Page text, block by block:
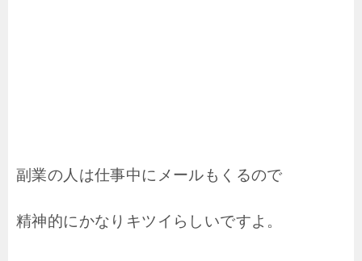
副業の人は仕事中にメールもくるので
精神的にかなりキツイらしいですよ。